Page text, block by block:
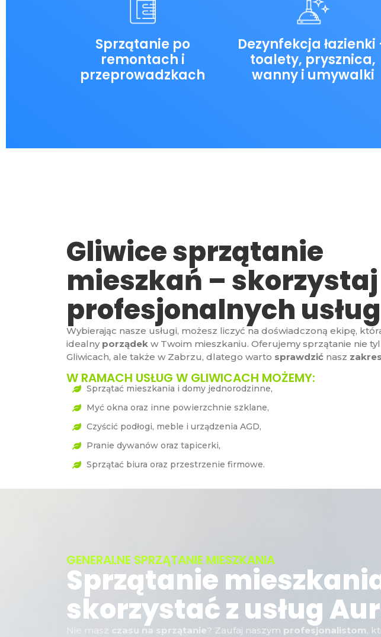
Sprzątanie po
remontach i
przeprowadzkach
Dezynfekcja łazienki
toalety, prysznica,
wanny i umywalki
Gliwice sprzątanie
mieszkań – skorzystaj
profesjonalnych usług
Wybierając nasze usługi, możesz liczyć na doświadczoną ekipę,
idealny porządek w Twoim mieszkaniu. Oferujemy sprzątanie nie
Gliwicach, ale także w Zabrzu, dlatego warto sprawdzić nasz
W RAMACH USŁUG W GLIWICACH MOŻEMY:
Sprzątać mieszkania i domy jednorodzinne,
Myć okna oraz inne powierzchnie szklane,
Czyścić podłogi, meble i urządzenia AGD,
Pranie dywanów oraz tapicerki,
Sprzątać biura oraz przestrzenie firmowe.
GENERALNE SPRZĄTANIE MIESZKANIA
Sprzątanie
skorzystać z usług
Nie masz czasu na sprzątanie? Zaufaj naszym profesjonalistom,